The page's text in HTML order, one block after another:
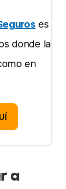
es
donde la
en
a